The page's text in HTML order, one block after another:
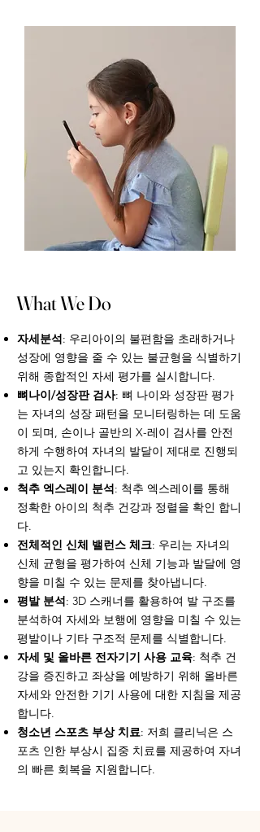
What We Do
자세분석: 우리아이의 불편함을 초래하거나
성장에 영향을 줄 수 있는 불균형을 식별하기
위해 종합적인 자세 평가를 실시합니다.
뼈나이/성장판 검사: 뼈 나이와 성장판 평가
는 자녀의 성장 패턴을 모니터링하는 데 도움
이 되며, 손이나 골반의 X-레이 검사를 안전
하게 수행하여 자녀의 발달이 제대로 진행되
고 있는지 확인합니다.
척추 엑스레이 분석: 척추 엑스레이를 통해
정확한 아이의 척추 건강과 정렬을 확인 합니
다.
전체적인 신체 밸런스 체크: 우리는 자녀의
신체 균형을 평가하여 신체 기능과 발달에 영
향을 미칠 수 있는 문제를 찾아냅니다.
평발 분석: 3D 스캐너를 활용하여 발 구조를
분석하여 자세와 보행에 영향을 미칠 수 있는
평발이나 기타 구조적 문제를 식별합니다.
자세 및 올바른 전자기기 사용 교육: 척추 건
강을 증진하고 좌상을 예방하기 위해 올바른
자세와 안전한 기기 사용에 대한 지침을 제공
합니다.
청소년 스포츠 부상 치료: 저희 클리닉은 스
포츠 인한 부상시 집중 치료를 제공하여 자녀
의 빠른 회복을 지원합니다.